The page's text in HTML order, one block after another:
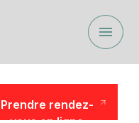
menu
Prendre rendez-